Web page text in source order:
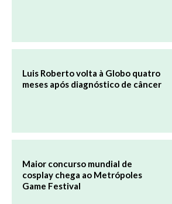
Luis Roberto volta à Globo quatro
meses após diagnóstico de câncer
Maior concurso mundial de
cosplay chega ao Metrópoles
Game Festival